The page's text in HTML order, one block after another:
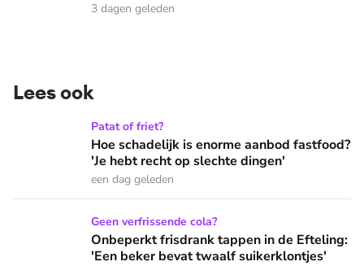
3 dagen geleden
Lees ook
Hoe schadelijk is enorme aanbod fastfood? 'Je hebt recht
Patat of friet?
Hoe schadelijk is enorme aanbod fastfood?
'Je hebt recht op slechte dingen'
een dag geleden
Onbeperkt frisdrank tappen in de Efteling: 'Een beker
Geen verfrissende cola?
Onbeperkt frisdrank tappen in de Efteling:
'Een beker bevat twaalf suikerklontjes'